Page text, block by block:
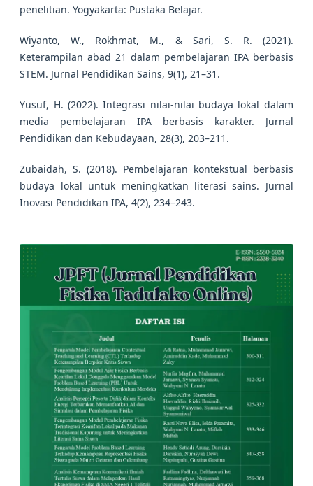
penelitian. Yogyakarta: Pustaka Belajar.
Wiyanto, W., Rokhmat, M., & Sari, S. R. (2021).
Keterampilan abad 21 dalam pembelajaran IPA berbasis
STEM. Jurnal Pendidikan Sains, 9(1), 21–31.
Yusuf, H. (2022). Integrasi nilai-nilai budaya lokal dalam
media pembelajaran IPA berbasis karakter. Jurnal
Pendidikan dan Kebudayaan, 28(3), 203–211.
Zubaidah, S. (2018). Pembelajaran kontekstual berbasis
budaya lokal untuk meningkatkan literasi sains. Jurnal
Inovasi Pendidikan IPA, 4(2), 234–243.